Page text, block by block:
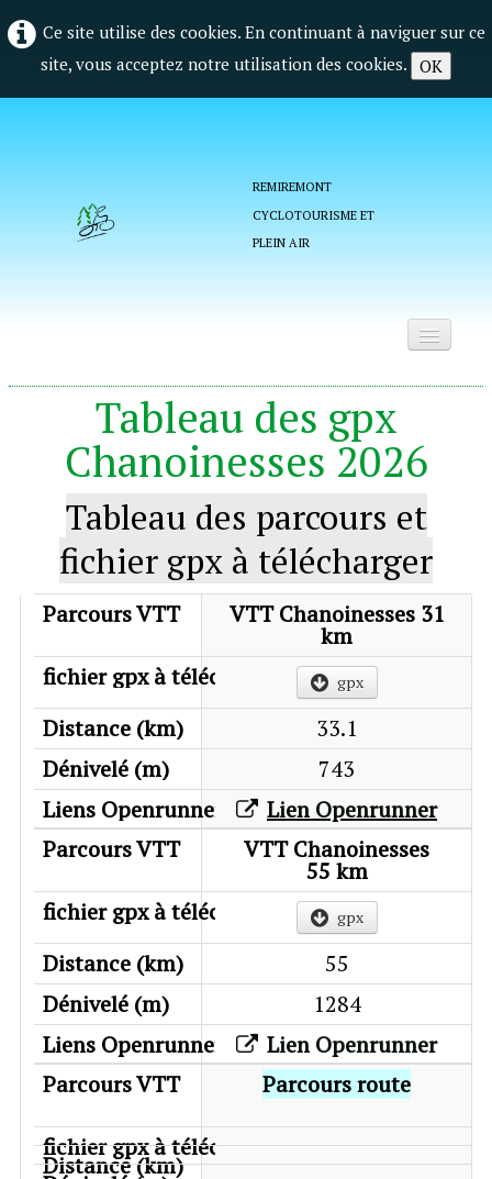
Ce site utilise des cookies. En continuant à naviguer sur ce
site, vous acceptez notre utilisation des cookies. OK
REMIREMONT
CYCLOTOURISME ET
PLEIN AIR
Accueil
Qui sommes nous ?
La vie du club▼
Fonctionnement du club ▼
Calendrier
Tableau des gpx
Chanoinesses 2026
Tableau des parcours et
fichier gpx à télécharger
Parcours VTT
fichier gpx à télécharger
Distance (km)
Dénivelé (m)
Liens Openrunner
VTT Chanoinesses 31
km
gpx
33.1
743
Lien Openrunner
VTT Chanoinesses
55 km
gpx
55
1284
Lien Openrunner
Parcours route